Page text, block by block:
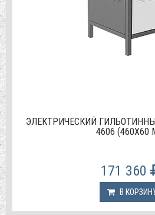
ЭЛЕКТРИЧЕСКИЙ
4606 (460Х60
171 360
В